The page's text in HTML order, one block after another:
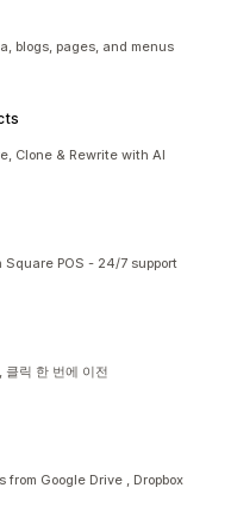
blogs, pages, and menus
Clone & Rewrite with AI
POS - 24/7 support
클릭 한 번에 이전
Google Drive , Dropbox